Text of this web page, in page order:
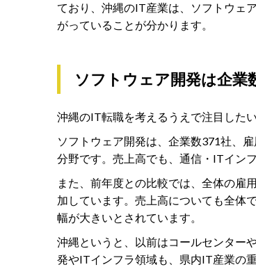
ており、沖縄のIT産業は、ソフトウェ
がっていることが分かります。
ソフトウェア開発は企業
沖縄のIT転職を考えるうえで注目した
ソフトウェア開発は、企業数371社、
分野です。売上高でも、通信・ITイン
また、前年度との比較では、全体の雇
加しています。売上高についても全体
幅が大きいとされています。
沖縄というと、以前はコールセンター
発やITインフラ領域も、県内IT産業の